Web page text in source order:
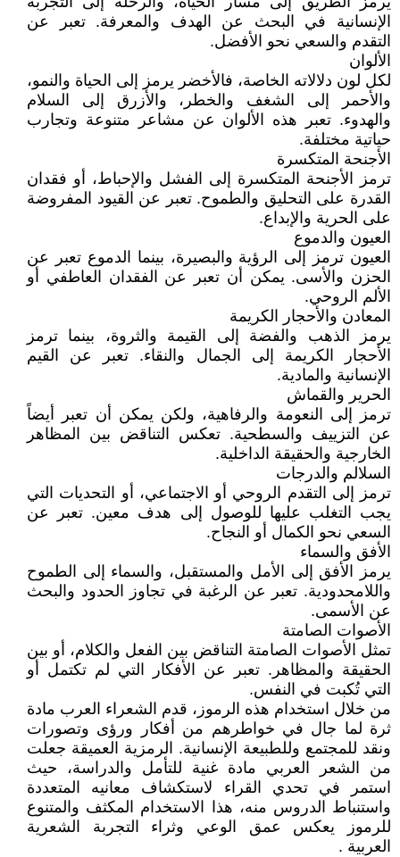
الإنسانية في البحث عن الهدف والمعرفة. تعبر عن
التقدم والسعي نحو الأفضل.
الألوان
لكل لون دلالاته الخاصة، فالأخضر يرمز إلى الحياة والنمو،
والأحمر إلى الشغف والخطر، والأزرق إلى السلام
والهدوء. تعبر هذه الألوان عن مشاعر متنوعة وتجارب
حياتية مختلفة.
الأجنحة المتكسرة
ترمز الأجنحة المتكسرة إلى الفشل والإحباط، أو فقدان
القدرة على التحليق والطموح. تعبر عن القيود المفروضة
على الحرية والإبداع.
العيون والدموع
العيون ترمز إلى الرؤية والبصيرة، بينما الدموع تعبر عن
الحزن والأسى. يمكن أن تعبر عن الفقدان العاطفي أو
الألم الروحي.
المعادن والأحجار الكريمة
يرمز الذهب والفضة إلى القيمة والثروة، بينما ترمز
الأحجار الكريمة إلى الجمال والنقاء. تعبر عن القيم
الإنسانية والمادية.
الحرير والقماش
ترمز إلى النعومة والرفاهية، ولكن يمكن أن تعبر أيضاً
عن التزييف والسطحية. تعكس التناقض بين المظاهر
الخارجية والحقيقة الداخلية.
السلالم والدرجات
ترمز إلى التقدم الروحي أو الاجتماعي، أو التحديات التي
يجب التغلب عليها للوصول إلى هدف معين. تعبر عن
السعي نحو الكمال أو النجاح.
الأفق والسماء
يرمز الأفق إلى الأمل والمستقبل، والسماء إلى الطموح
واللامحدودية. تعبر عن الرغبة في تجاوز الحدود والبحث
عن الأسمى.
الأصوات الصامتة
تمثل الأصوات الصامتة التناقض بين الفعل والكلام، أو بين
الحقيقة والمظاهر. تعبر عن الأفكار التي لم تكتمل أو
التي تُكبت في النفس.
من خلال استخدام هذه الرموز، قدم الشعراء العرب مادة
ثرة لما جال في خواطرهم من أفكار ورؤى وتصورات
ونقد للمجتمع وللطبيعة الإنسانية. الرمزية العميقة جعلت
من الشعر العربي مادة غنية للتأمل والدراسة، حيث
استمر في تحدي القراء لاستكشاف معانيه المتعددة
واستنباط الدروس منه، هذا الاستخدام المكثف والمتنوع
للرموز يعكس عمق الوعي وثراء التجربة الشعرية
العربية .